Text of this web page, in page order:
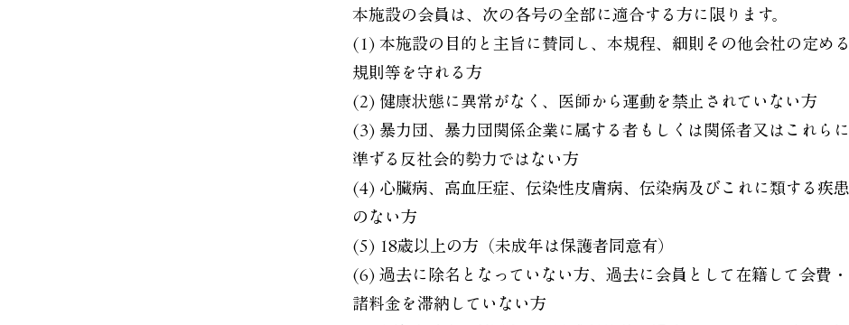
本施設の会員は、次の各号の全部に適合する方に限ります。
(1) 本施設の目的と主旨に賛同し、本規程、細則その他会社の定める
規則等を守れる方
(2) 健康状態に異常がなく、医師から運動を禁止されていない方
(3) 暴力団、暴力団関係企業に属する者もしくは関係者又はこれらに
準ずる反社会的勢力ではない方
(4) 心臓病、高血圧症、伝染性皮膚病、伝染病及びこれに類する疾患
のない方
(5) 18歳以上の方（未成年は保護者同意有）
(6) 過去に除名となっていない方、過去に会員として在籍して会費・
諸料金を滞納していない方